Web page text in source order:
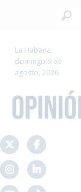
La Habana,
domingo 9 de
agosto, 2026